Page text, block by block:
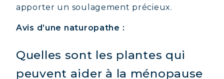
COLLAGÈNE BEAUTÉ : PEAU,
COLLAGÈNE SPORT : FORCE,
COLLAGÈNE DÉTOX : AFFINEZ ET
RAFFERMISSEZ VOTRE CORPS
apporter un soulagement précieux.
Avis d’une naturopathe :
Quelles sont les plantes qui
peuvent aider à la ménopause